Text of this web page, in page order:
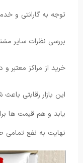
توجه به گارانتی و
بررسی نظرات سایر
خرید از مراکز معتبر و
این بازار رقابتی
یابد و هم قیمت ها
نهایت به نفع تمامی